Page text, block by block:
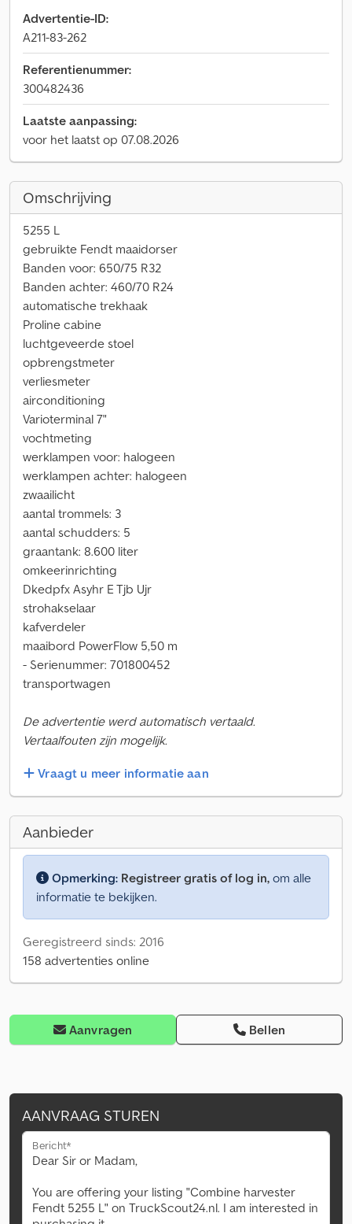
Advertentie-ID:
A211-83-262
Referentienummer:
300482436
Laatste aanpassing:
voor het laatst op 07.08.2026
Omschrijving
5255 L
gebruikte Fendt maaidorser
Banden voor: 650/75 R32
Banden achter: 460/70 R24
automatische trekhaak
Proline cabine
luchtgeveerde stoel
opbrengstmeter
verliesmeter
airconditioning
Varioterminal 7"
vochtmeting
werklampen voor: halogeen
werklampen achter: halogeen
zwaailicht
aantal trommels: 3
aantal schudders: 5
graantank: 8.600 liter
omkeerinrichting
Dkedpfx Asyhr E Tjb Ujr
strohakselaar
kafverdeler
maaibord PowerFlow 5,50 m
- Serienummer: 701800452
transportwagen
De advertentie werd automatisch vertaald.
Vertaalfouten zijn mogelijk.
Vraagt u meer informatie aan
Aanbieder
Opmerking: Registreer gratis of log in, om alle
informatie te bekijken.
Geregistreerd sinds: 2016
158 advertenties online
Aanvragen Bellen
AANVRAAG STUREN
Bericht*